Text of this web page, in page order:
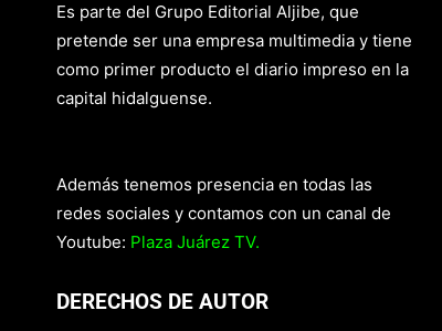
Es parte del Grupo Editorial Aljibe, que
pretende ser una empresa multimedia y tiene
como primer producto el diario impreso en la
capital hidalguense.
Además tenemos presencia en todas las
redes sociales y contamos con un canal de
Youtube: Plaza Juárez TV.
DERECHOS DE AUTOR